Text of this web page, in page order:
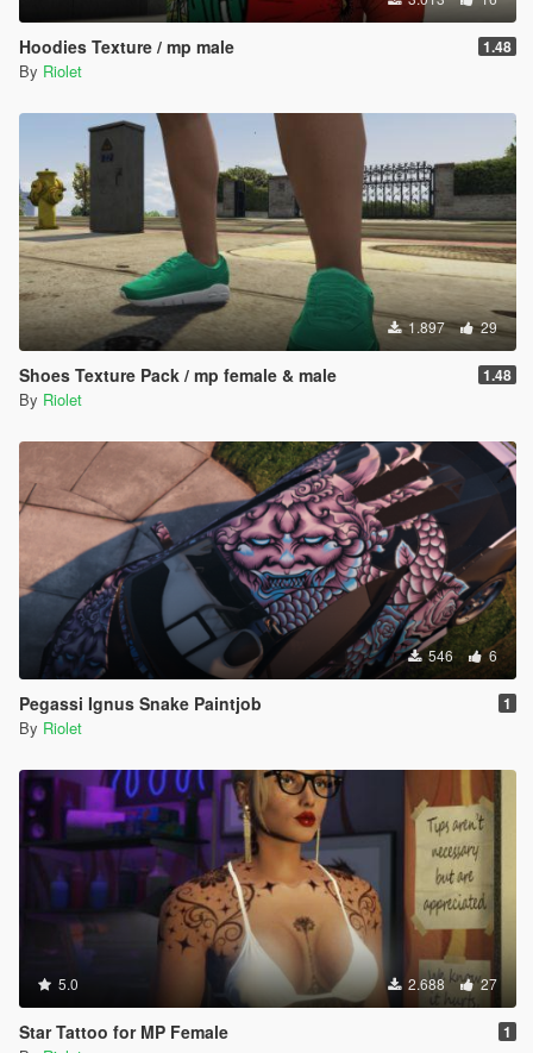
Hoodies Texture / mp male 1.48
By Riolet
1.897 29
Shoes Texture Pack / mp female & male 1.48
By Riolet
546 6
Pegassi Ignus Snake Paintjob 1
By Riolet
5.0 2.688 27
Star Tattoo for MP Female 1